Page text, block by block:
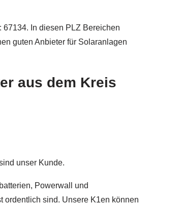
In diesen PLZ Bereichen
guten Anbieter für Solaranlagen
aus dem Kreis
unser Kunde.
Powerwall und
ordentlich sind. Unsere K1en können